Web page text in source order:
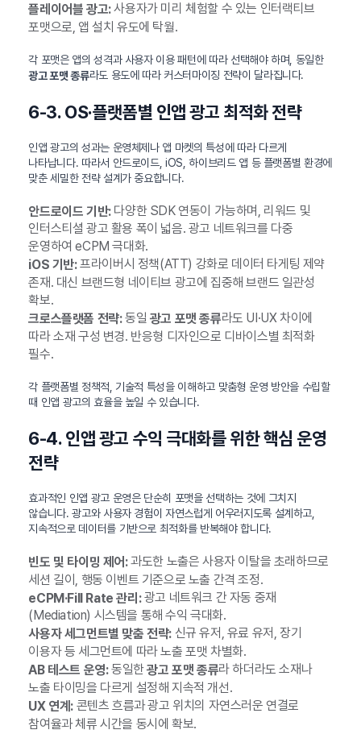
플레이어블 광고:사용자가 미리 체험할 수 있는 인터랙티브
포맷으로, 앱 설치 유도에 탁월.
각 포맷은 앱의 성격과 사용자 이용 패턴에 따라 선택해야 하며, 동일한
광고 포맷 종류라도 용도에 따라 커스터마이징 전략이 달라집니다.
6-3. OS·플랫폼별 인앱 광고 최적화 전략
인앱 광고의 성과는 운영체제나 앱 마켓의 특성에 따라 다르게
나타납니다. 따라서 안드로이드, iOS, 하이브리드 앱 등 플랫폼별 환경에
맞춘 세밀한 전략 설계가 중요합니다.
안드로이드 기반:다양한 SDK 연동이 가능하며, 리워드 및
인터스티셜 광고 활용 폭이 넓음. 광고 네트워크를 다중
운영하여 eCPM 극대화.
iOS 기반:프라이버시 정책(ATT) 강화로 데이터 타게팅 제약
존재. 대신 브랜드형 네이티브 광고에 집중해 브랜드 일관성
확보.
크로스플랫폼 전략:동일 광고 포맷 종류라도 UI·UX 차이에
따라 소재 구성 변경. 반응형 디자인으로 디바이스별 최적화
필수.
각 플랫폼별 정책적, 기술적 특성을 이해하고 맞춤형 운영 방안을 수립할
때 인앱 광고의 효율을 높일 수 있습니다.
6-4. 인앱 광고 수익 극대화를 위한 핵심 운영
전략
효과적인 인앱 광고 운영은 단순히 포맷을 선택하는 것에 그치지
않습니다. 광고와 사용자 경험이 자연스럽게 어우러지도록 설계하고,
지속적으로 데이터를 기반으로 최적화를 반복해야 합니다.
빈도 및 타이밍 제어:과도한 노출은 사용자 이탈을 초래하므로
세션 길이, 행동 이벤트 기준으로 노출 간격 조정.
eCPM·Fill Rate 관리:광고 네트워크 간 자동 중재
(Mediation) 시스템을 통해 수익 극대화.
사용자 세그먼트별 맞춤 전략:신규 유저, 유료 유저, 장기
이용자 등 세그먼트에 따라 노출 포맷 차별화.
AB 테스트 운영:동일한광고 포맷 종류라 하더라도 소재나
노출 타이밍을 다르게 설정해 지속적 개선.
UX 연계:콘텐츠 흐름과 광고 위치의 자연스러운 연결로
참여율과 체류 시간을 동시에 확보.